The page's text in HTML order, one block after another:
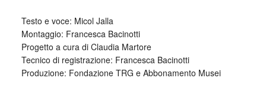
Testo e voce: Micol Jalla
Montaggio: Francesca Bacinotti
Progetto a cura di Claudia Martore
Tecnico di registrazione: Francesca Bacinotti
Produzione: Fondazione TRG e Abbonamento Musei